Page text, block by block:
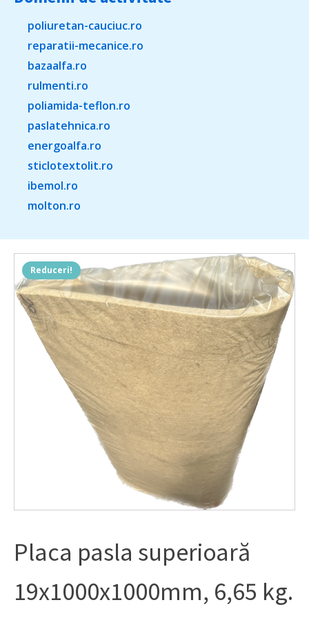
poliuretan-cauciuc.ro
reparatii-mecanice.ro
bazaalfa.ro
rulmenti.ro
poliamida-teflon.ro
paslatehnica.ro
energoalfa.ro
sticlotextolit.ro
ibemol.ro
molton.ro
Reduceri!
Placa pasla superioară
19x1000x1000mm, 6,65 kg.